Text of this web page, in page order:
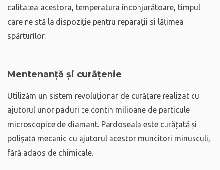
calitatea acestora, temperatura înconjurătoare, timpul
care ne stă la dispoziție pentru reparații si lățimea
spărturilor.
Mentenanță și curățenie
Utilizăm un sistem revoluționar de curățare realizat cu
ajutorul unor paduri ce contin milioane de particule
microscopice de diamant. Pardoseala este curățată și
polișată mecanic cu ajutorul acestor muncitori minusculi,
fără adaos de chimicale.